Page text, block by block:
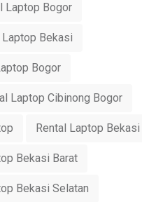
Laptop Bogor
Bekasi
Bogor
Laptop Cibinong Bogor
Rental Laptop Bekasi
Bekasi Barat
Bekasi Selatan